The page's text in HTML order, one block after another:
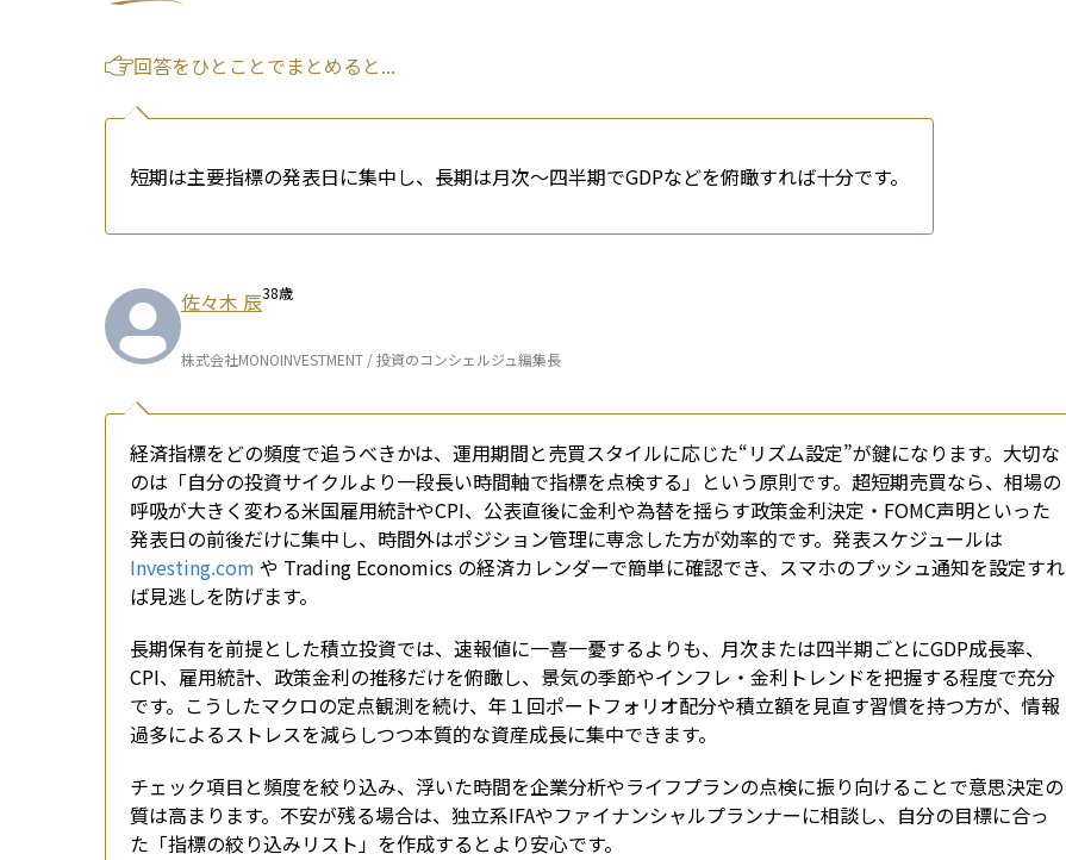
回答をひとことでまとめると...
短期は主要指標の発表日に集中し、長期は月次〜四半期でGDPなどを俯瞰すれば十分です。
佐々木 辰38歳
株式会社MONOINVESTMENT / 投資のコンシェルジュ編集長
経済指標をどの頻度で追うべきかは、運用期間と売買スタイルに応じた“リズム設定”が鍵になります。大切な
のは「自分の投資サイクルより一段長い時間軸で指標を点検する」という原則です。超短期売買なら、相場の
呼吸が大きく変わる米国雇用統計やCPI、公表直後に金利や為替を揺らす政策金利決定・FOMC声明といった
Investing.com や Trading Economics の経済カレンダーで簡単に確認でき、スマホのプッシュ通知を設定すれ
ば見逃しを防げます。
長期保有を前提とした積立投資では、速報値に一喜一憂するよりも、月次または四半期ごとにGDP成長率、
CPI、雇用統計、政策金利の推移だけを俯瞰し、景気の季節やインフレ・金利トレンドを把握する程度で充分
です。こうしたマクロの定点観測を続け、年１回ポートフォリオ配分や積立額を見直す習慣を持つ方が、情報
過多によるストレスを減らしつつ本質的な資産成長に集中できます。
チェック項目と頻度を絞り込み、浮いた時間を企業分析やライフプランの点検に振り向けることで意思決定の
質は高まります。不安が残る場合は、独立系IFAやファイナンシャルプランナーに相談し、自分の目標に合っ
た「指標の絞り込みリスト」を作成するとより安心です。